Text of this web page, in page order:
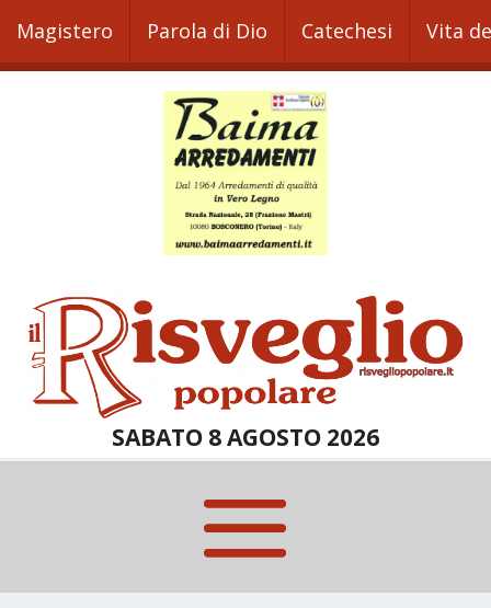
Magistero Parola di Dio Catechesi Vita
SABATO 8 AGOSTO 2026